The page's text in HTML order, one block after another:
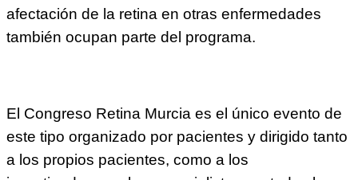
afectación de la retina en otras enfermedades
también ocupan parte del programa.
El Congreso Retina Murcia es el único evento de
este tipo organizado por pacientes y dirigido tanto
a los propios pacientes, como a los